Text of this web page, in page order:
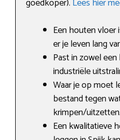
goedkoper). Lees hier
Een houten vloer
er je leven lang
Past in zowel
industriële
Waar je op moet
bestand tegen
krimpen/uitzetten.
Een kwalitatieve